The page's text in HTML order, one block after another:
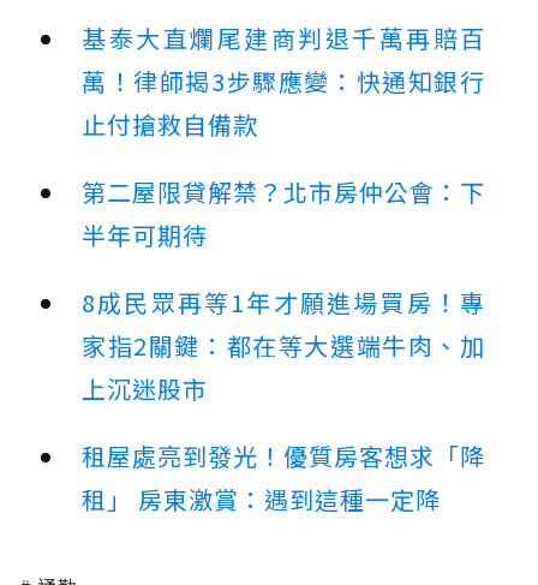
基泰大直爛尾建商判退千萬再賠百
萬！律師揭3步驟應變：快通知銀行
止付搶救自備款
第二屋限貸解禁？北市房仲公會：下
半年可期待
8成民眾再等1年才願進場買房！專
家指2關鍵：都在等大選端牛肉、加
上沉迷股市
租屋處亮到發光！優質房客想求「降
租」 房東激賞：遇到這種一定降